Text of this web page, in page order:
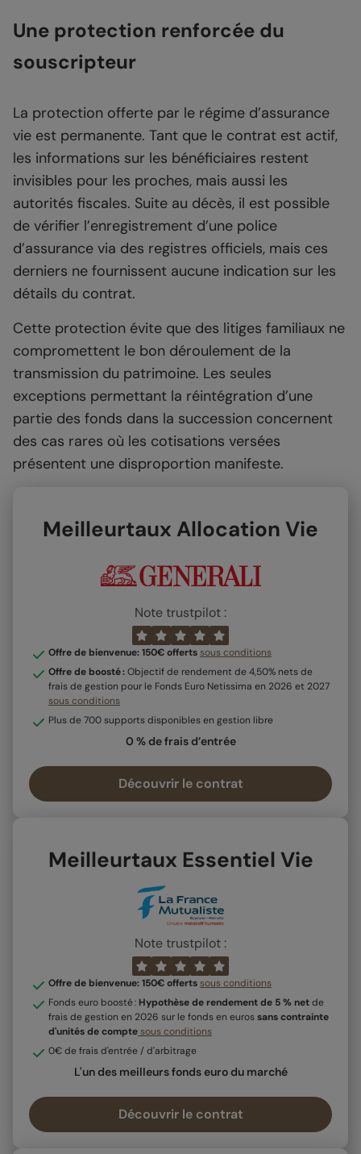
Une protection renforcée du
souscripteur
La protection offerte par le régime d’assurance
vie est permanente. Tant que le contrat est actif,
les informations sur les bénéficiaires restent
invisibles pour les proches, mais aussi les
autorités fiscales. Suite au décès, il est possible
de vérifier l’enregistrement d’une police
d’assurance via des registres officiels, mais ces
derniers ne fournissent aucune indication sur les
détails du contrat.
Cette protection évite que des litiges familiaux ne
compromettent le bon déroulement de la
transmission du patrimoine. Les seules
exceptions permettant la réintégration d’une
partie des fonds dans la succession concernent
des cas rares où les cotisations versées
présentent une disproportion manifeste.
Meilleurtaux Allocation Vie
Note trustpilot :
Offre de bienvenue: 150€ offertssous conditions
Offre de boosté :Objectif de rendement de 4,50% nets de
frais de gestion pour le Fonds Euro Netissima en 2026 et 2027
sous conditions
Plus de 700 supports disponibles en gestion libre
0 % de frais d’entrée
Découvrir le contrat
Meilleurtaux Essentiel Vie
Note trustpilot :
Offre de bienvenue: 150€ offertssous conditions
Fonds euro boosté : Hypothèse de rendement de 5 % netde
frais de gestion en 2026 sur le fonds en eurossans contrainte
d'unités de comptesous conditions
0€ de frais d'entrée / d'arbitrage
L'un des meilleurs fonds euro du marché
Découvrir le contrat